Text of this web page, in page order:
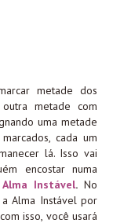
metade dos
metade com
uma metade
cada um
lá. Isso vai
encostar numa
Alma Instável.No
Alma Instável por
isso, você usará